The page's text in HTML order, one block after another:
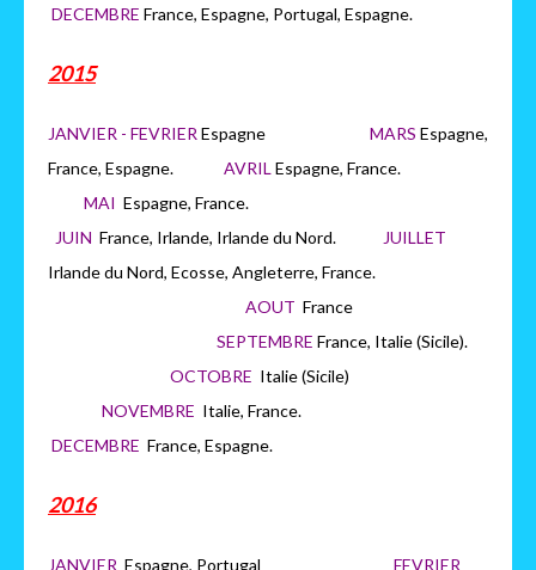
DECEMBRE France, Espagne, Portugal, Espagne.
2015
JANVIER - FEVRIER Espagne MARS Espagne,
France, Espagne. AVRIL Espagne, France.
MAI Espagne, France.
JUIN France, Irlande, Irlande du Nord.
JUILLET
Irlande du Nord, Ecosse, Angleterre, France.
AOUT France
SEPTEMBRE France, Italie (Sicile).
OCTOBRE Italie (Sicile)
NOVEMBRE Italie, France.
DECEMBRE France, Espagne.
2016
JANVIER Espagne, Portugal FEVRIER